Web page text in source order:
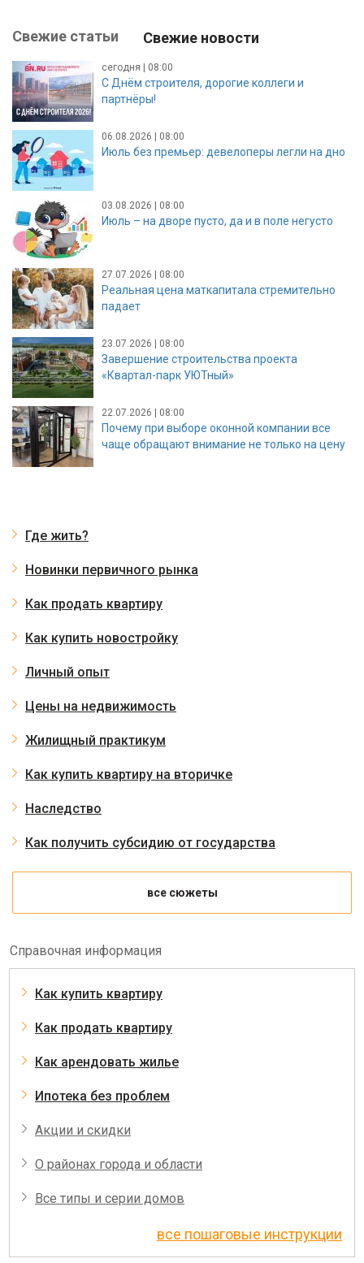
Свежие статьи Свежие новости
сегодня | 08:00
С Днём строителя, дорогие коллеги и
партнёры!
06.08.2026 | 08:00
Июль без премьер: девелоперы легли на дно
03.08.2026 | 08:00
Июль – на дворе пусто, да и в поле негусто
27.07.2026 | 08:00
Реальная цена маткапитала стремительно
падает
23.07.2026 | 08:00
Завершение строительства проекта
«Квартал-парк УЮТный»
22.07.2026 | 08:00
Почему при выборе оконной компании все
чаще обращают внимание не только на цену
Где жить?
Новинки первичного рынка
Как продать квартиру
Как купить новостройку
Личный опыт
Цены на недвижимость
Жилищный практикум
Как купить квартиру на вторичке
Наследство
Как получить субсидию от государства
все сюжеты
Справочная информация
Как купить квартиру
Как продать квартиру
Как арендовать жилье
Ипотека без проблем
Акции и скидки
О районах города и области
Все типы и серии домов
все пошаговые инструкции